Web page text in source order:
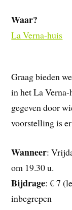
Waar?
La Verna-huis
Graag bieden
in het La
gegeven door
voorstelling is
Wanneer:
om 19.30 u.
Bijdrage: € 7
inbegrepen